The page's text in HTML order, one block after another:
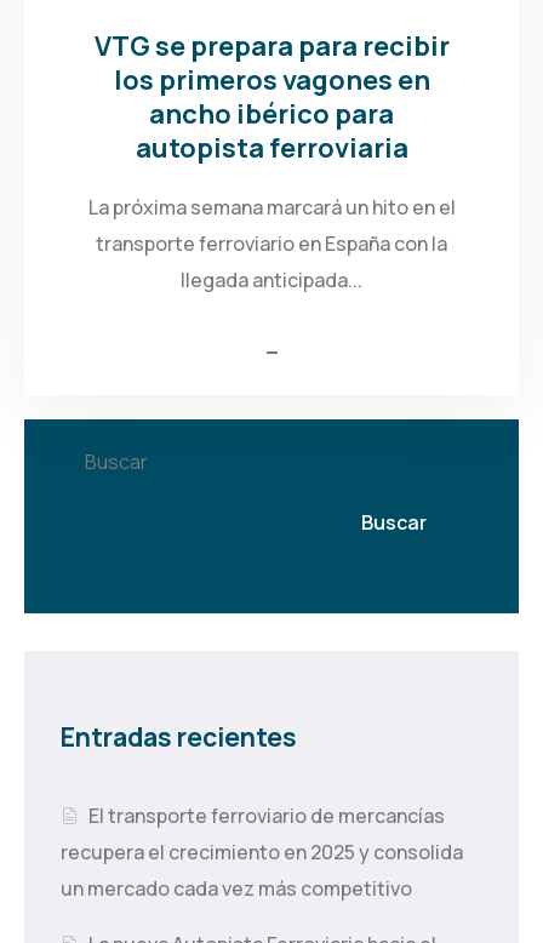
VTG se prepara para recibir
los primeros vagones en
ancho ibérico para
autopista ferroviaria
La próxima semana marcará un hito en el
transporte ferroviario en España con la
llegada anticipada...
Buscar
Buscar
Entradas recientes
El transporte ferroviario de mercancías
recupera el crecimiento en 2025 y consolida
un mercado cada vez más competitivo